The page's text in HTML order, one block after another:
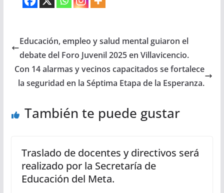
Educación, empleo y salud mental guiaron el
debate del Foro Juvenil 2025 en Villavicencio.
Con 14 alarmas y vecinos capacitados se fortalece
la seguridad en la Séptima Etapa de la Esperanza.
También te puede gustar
Traslado de docentes y directivos será
realizado por la Secretaría de
Educación del Meta.